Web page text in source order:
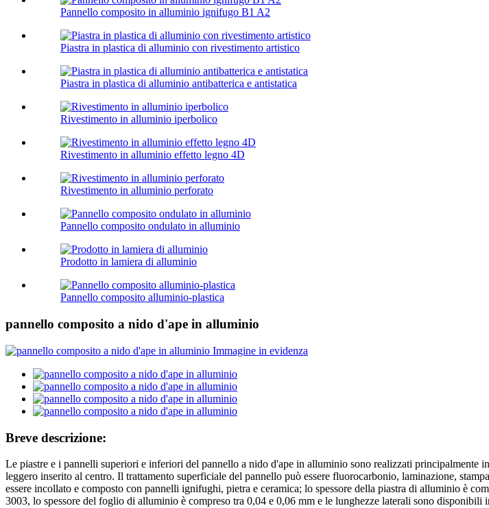
Pannello composito in alluminio ignifugo B1 A2
Piastra in plastica di alluminio con rivestimento artistico
Piastra in plastica di alluminio antibatterica e antistatica
Rivestimento in alluminio iperbolico
Rivestimento in alluminio effetto legno 4D
Rivestimento in alluminio perforato
Pannello composito ondulato in alluminio
Prodotto in lamiera di alluminio
Pannello composito alluminio-plastica
pannello composito a nido d'ape in alluminio
Breve descrizione:
Le piastre e i pannelli superiori e inferiori del pannello a nido d'ape in alluminio sono realizzati principalmente
leggero inserito al centro. Il trattamento superficiale del pannello può essere fluorocarbonio, laminazione,
essere incollato e composto con pannelli ignifughi, pietra e ceramica; lo spessore della piastra di alluminio è
3003, lo spessore del foglio di alluminio è compreso tra 0,04 e 0,06 mm e le lunghezze laterali sono